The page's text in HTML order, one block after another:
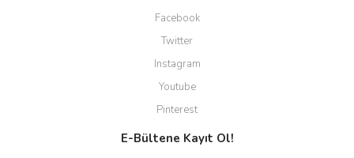
Facebook
Twitter
Instagram
Youtube
Pinterest
E-Bültene Kayıt Ol!